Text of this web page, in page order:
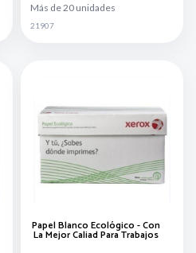
Más de 20 unidades
21907
Papel Blanco Ecológico - Con
La Mejor Caliad Para Trabajos